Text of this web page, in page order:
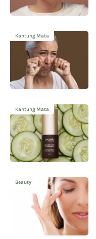
Kantung Mata
Kantung Mata
Beauty